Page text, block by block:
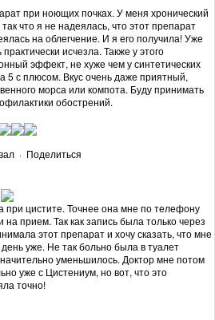
при ноющих почках. У меня хронический
что я не надеялась, что этот препарат
на облегчение. И я его получила! Уже
исчезла. Также у этого
эффект, не хуже чем у синтетических
5 с плюсом. Вкус очень даже приятный,
морса или компота. Буду принимать
обострений.
· Поделиться
при цистите. Точнее она мне по телефону
на прием. Так как запись была только через
этот препарат и хочу сказать, что мне
уже. Не так больно была в туалет
уменьшилось. Доктор мне потом
уже с Цистениум, но вот, что это
точно!